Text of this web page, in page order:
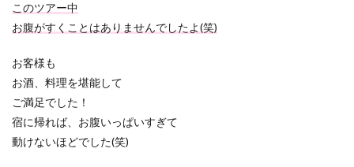
このツアー中
お腹がすくことはありませんでしたよ(笑)
お客様も
お酒、料理を堪能して
ご満足でした！
宿に帰れば、お腹いっぱいすぎて
動けないほどでした(笑)